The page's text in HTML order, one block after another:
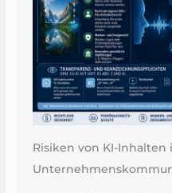
Risiken von KI-Inhalten